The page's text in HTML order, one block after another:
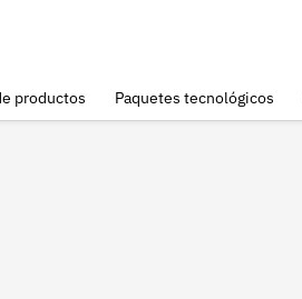
productos Paquetes tecnológicos